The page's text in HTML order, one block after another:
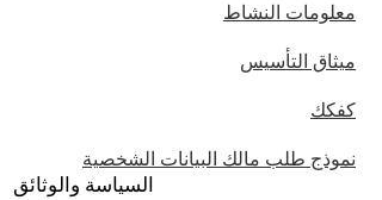
معلومات النشاط
ميثاق التأسيس
كفكك
نموذج طلب مالك البيانات الشخصية
السياسة والوثائق